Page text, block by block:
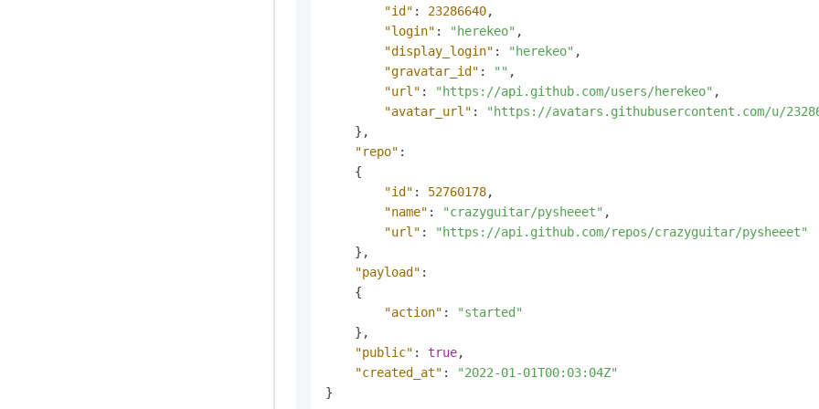
"id" : 23286640,
"login" : "herekeo" ,
"display_login" : "herekeo" ,
"gravatar_id" : "" ,
"url" : "https://api.github.com/users/herekeo" ,
"avatar_url" :
"https://avatars.githubusercontent.com/u/
} ,
"repo" :
{
"id" : 52760178,
"name" : "crazyguitar/pysheeet" ,
"url" :
"https://api.github.com/repos/crazyguitar/pysheeet"
} ,
"payload" :
{
"action" :
"started"
} ,
"public" : true,
"created_at" :
"2022-01-01T00:03:04Z"
}